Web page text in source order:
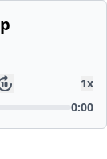
1x
0:00